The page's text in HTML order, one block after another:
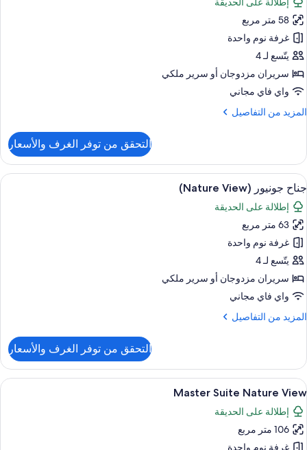
صور
Family
Concierge
Junior
Suite
Nature
View
58 متر مربع
غرفة نوم واحدة
يتّسع لـ 4
سريران مزدوجان‫‬ أو سرير ملكي
واي فاي مجاني
المزيد من التفاصيل
المزيد
Family
Concierge
Junior
Suite
Nature
View
التحقق من توفر الغرف والأسعار
استعراض
جميع
صور
جناح
جونيور
(Nature
View)
أغطية فراش متميزة وألحفة محشوة
4
جناح جونيور (Nature View)
إطلالة على الحديقة
63 متر مربع
غرفة نوم واحدة
يتّسع لـ 4
سريران مزدوجان‫‬ أو سرير ملكي
واي فاي مجاني
المزيد من التفاصيل
المزيد
جناح
جونيور
(Nature
View)
التحقق من توفر الغرف والأسعار
استعراض
جميع
صور
Master
أغطية فراش متميزة وألحفة محشوة
3
Master Suite Nature View
إطلالة على الحديقة
106 متر مربع
غرفة نوم واحدة